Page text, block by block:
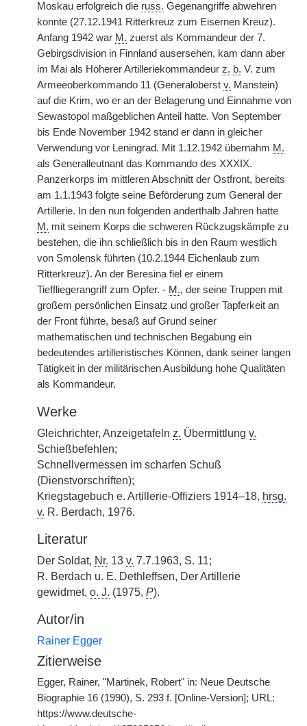
Moskau erfolgreich die russ. Gegenangriffe abwehren
konnte (27.12.1941 Ritterkreuz zum Eisernen Kreuz).
Anfang 1942 war M. zuerst als Kommandeur der 7.
Gebirgsdivision in Finnland ausersehen, kam dann aber
im Mai als Höherer Artilleriekommandeur z. b. V. zum
Armeeoberkommando 11 (Generaloberst v. Manstein)
auf die Krim, wo er an der Belagerung und Einnahme von
Sewastopol maßgeblichen Anteil hatte. Von September
bis Ende November 1942 stand er dann in gleicher
Verwendung vor Leningrad. Mit 1.12.1942 übernahm M.
als Generalleutnant das Kommando des XXXIX.
Panzerkorps im mittleren Abschnitt der Ostfront, bereits
am 1.1.1943 folgte seine Beförderung zum General der
Artillerie. In den nun folgenden anderthalb Jahren hatte
M. mit seinem Korps die schweren Rückzugskämpfe zu
bestehen, die ihn schließlich bis in den Raum westlich
von Smolensk führten (10.2.1944 Eichenlaub zum
Ritterkreuz). An der Beresina fiel er einem
Tieffliegerangriff zum Opfer. - M., der seine Truppen mit
großem persönlichen Einsatz und großer Tapferkeit an
der Front führte, besaß auf Grund seiner
mathematischen und technischen Begabung ein
bedeutendes artilleristisches Können, dank seiner langen
Tätigkeit in der militärischen Ausbildung hohe Qualitäten
als Kommandeur.
Werke
Gleichrichter, Anzeigetafeln z. Übermittlung v.
Schießbefehlen;
Schnellvermessen im scharfen Schuß
(Dienstvorschriften);
Kriegstagebuch e. Artillerie-Offiziers 1914–18, hrsg.
v. R. Berdach, 1976.
Literatur
Der Soldat, Nr. 13 v. 7.7.1963, S. 11;
R. Berdach u. E. Dethleffsen, Der Artillerie
gewidmet, o. J. (1975, P).
Autor/in
Rainer Egger
Zitierweise
Egger, Rainer, "Martinek, Robert" in: Neue Deutsche
Biographie 16 (1990), S. 293 f. [Online-Version]; URL:
https://www.deutsche-